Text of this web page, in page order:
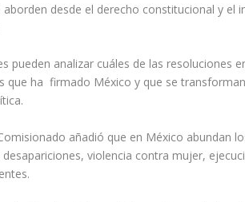
aborden desde el derecho constitucional y
pueden analizar cuáles de las resoluciones
que ha firmado México y que se
añadió que en México abundan
violencia contra mujer,